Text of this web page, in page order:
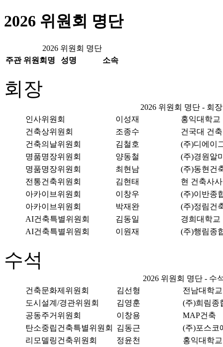
2026 위원회 명단
2026 위원회 명단
주관 위원회명 성명 소속
회장
2026 위원회 명단 - 회장
인사위원회
이성재
홍익대학교
건축상위원회
조종수
건국대 건
건축의날위원회
김철호
(주)디에이
명품명장위원회
양동철
(주)경원알
명품명장위원회
최현남
(주)동현건
전통건축위원회
김현태
현 건축사
아카이브위원회
이창우
(주)이반종
아카이브위원회
박재완
(주)정림건
AI건축특별위원회
김동일
경희대학교
AI건축특별위원회
이원재 (주)행림종
수석
2026 위원회 명단 - 수
건축문화제위원회
김선형
전남대학교
도시설계/경관위원회
김영훈
(주)희림종
공동주거위원회
이창용
MAP건축
탄소중립건축특별위원회
김동근
(주)포스코
리모델링건축위원회
정윤천
홍익대학교